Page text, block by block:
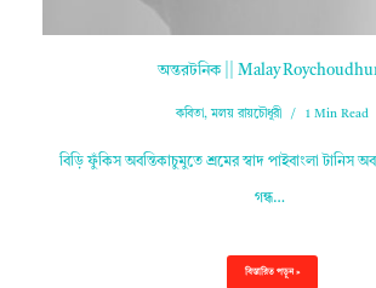
অন্তরটনিক || Malay
কবিতা,মলয় রায়চৌধুরী 1 Min Read
বিড়ি ফুঁকিস অবন্তিকাচুমুতে শ্রমের স্বাদ পাইবাংলা টানিস
গন্ধ…
বিস্তারিত পড়ুন »